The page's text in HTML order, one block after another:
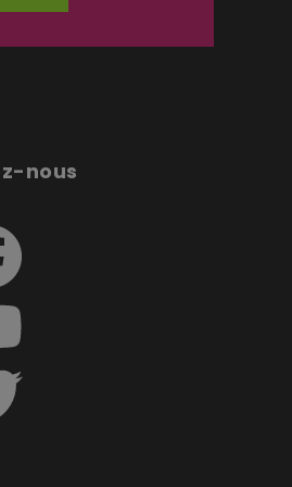
nous